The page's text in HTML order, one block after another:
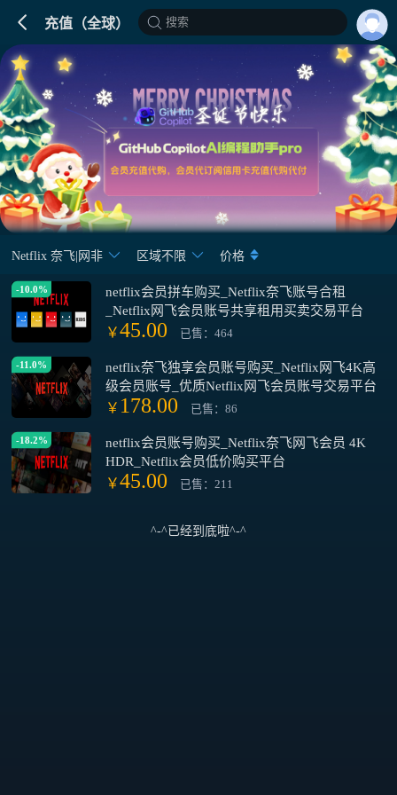
充值（全球） 搜索
Netflix 奈飞|网非 区域不限 价格
-10.0%
netflix会员拼车购买_Netflix奈飞账号合租
_Netflix网飞会员账号共享租用买卖交易平台
￥45.00 已售：464
-11.0%
netflix奈飞独享会员账号购买_Netflix网飞4K高
级会员账号_优质Netflix网飞会员账号交易平台
￥ 178.00 已售：86
-18.2%
netflix会员账号购买_Netflix奈飞网飞会员 4K
HDR_Netflix会员低价购买平台
￥45.00 已售：211
^-^已经到底啦^-^